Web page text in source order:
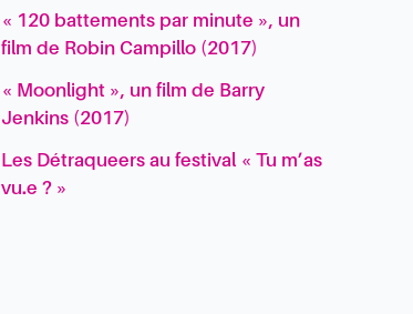
« 120 battements par minute », un
film de Robin Campillo (2017)
« Moonlight », un film de Barry
Jenkins (2017)
Les Détraqueers au festival « Tu m’as
vu.e ? »